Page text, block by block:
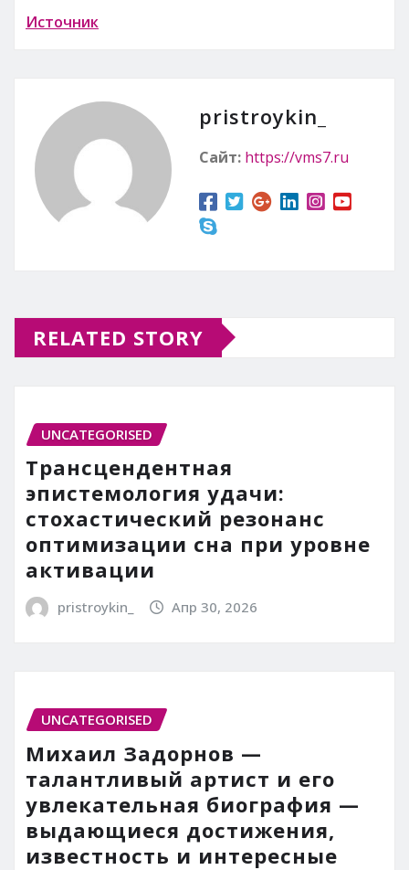
Источник
pristroykin_
Сайт: https://vms7.ru
RELATED STORY
UNCATEGORISED
Трансцендентная
эпистемология удачи:
стохастический резонанс
оптимизации сна при уровне
активации
pristroykin_ Апр 30, 2026
UNCATEGORISED
Михаил Задорнов —
талантливый артист и его
увлекательная биография —
выдающиеся достижения,
известность и интересные